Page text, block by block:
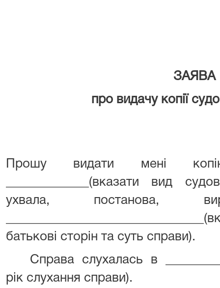
ЗАЯВА
про видачу копії
Прошу видати мені
_____________(вказати вид
ухвала, постанова,
батькові сторін та суть справи).
Справа слухалась в
рік слухання справи).